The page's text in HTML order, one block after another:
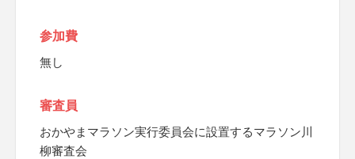
参加費
無し
審査員
おかやまマラソン実行委員会に設置するマラソン川
柳審査会